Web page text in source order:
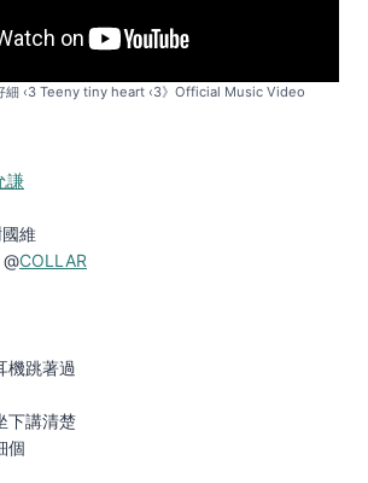
細 ‹3 Teeny tiny heart ‹3》Official Music Video
謙
維
@COLLAR
機跳著過
下講清楚
個